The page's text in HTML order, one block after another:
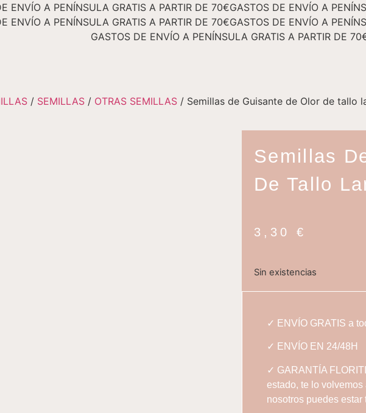
ENVÍO A PENÍNSULA GRATIS A PARTIR DE 70€GASTOS DE ENVÍO A
ENVÍO A PENÍNSULA GRATIS A PARTIR DE 70€GASTOS DE ENVÍO A
GASTOS DE ENVÍO A PENÍNSULA GRATIS A PARTIR DE
/ SEMILLAS / OTRAS SEMILLAS / Semillas de Guisante de Olor de tallo
Semillas
De Tallo
3,30 €
Sin existencias
✓ ENVÍO GRATIS a
✓ ENVÍO EN 24/48H
✓ GARANTÍA
estado, te lo
nosotros puedes estar